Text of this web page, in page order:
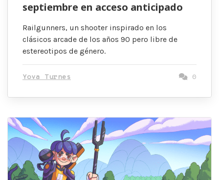
septiembre en acceso anticipado
Railgunners, un shooter inspirado en los
clásicos arcade de los años 90 pero libre de
estereotipos de género.
Yova Turnes 0